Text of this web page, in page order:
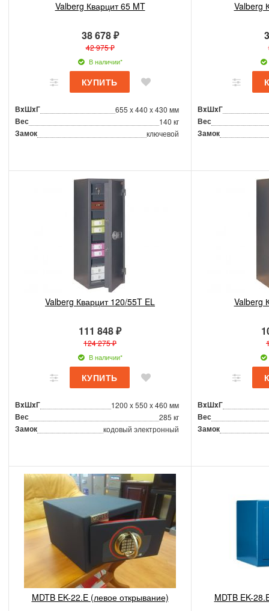
Valberg Кварцит 65 MT
38 678 ₽
42 975 ₽
В наличии*
ВxШxГ 655 x 440 x 430 мм
Вес 140 кг
Замок ключевой
Valberg
ВxШxГ
Вес
Замок
Valberg Кварцит 120/55T EL
111 848 ₽
124 275 ₽
В наличии*
ВxШxГ 1200 x 550 x 460 мм
Вес 285 кг
Замок кодовый электронный
Valberg
ВxШxГ
Вес
Замок
MDTB EK-22.E (левое открывание) MDTB EK-